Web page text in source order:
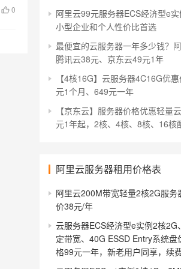
0
阿里云99元服务器ECS经济型e
小型企业和个人性价比首选
最便宜的云服务器一年多少钱？
腾讯云38元、京东云49元1年
【4核16G】云服务器4C16G优
元1个月、649元一年
【京东云】服务器价格优惠轻量
元1年起，2核、4核、8核、16核
阿里云服务器租用价格表
阿里云200M带宽轻量2核2G服务
价38元/年
云服务器ECS经济型e实例2核2G
定带宽、40G ESSD Entry系统盘
格99元一年，新老用户同享，续